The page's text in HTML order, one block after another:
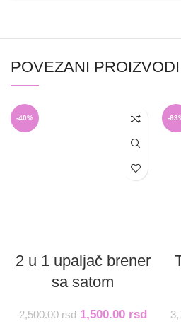
POVEZANI PROIZVODI
-40%
2 u 1 upaljač brener
sa satom
2,500.00rsd 1,500.00 rsd
-